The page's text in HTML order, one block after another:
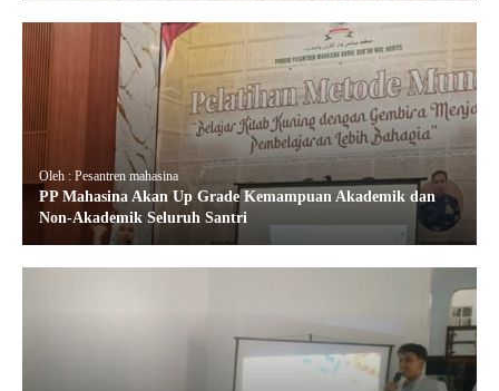
Oleh : Pesantren mahasina
PP Mahasina Akan Up Grade Kemampuan Akademik dan
Non-Akademik Seluruh Santri